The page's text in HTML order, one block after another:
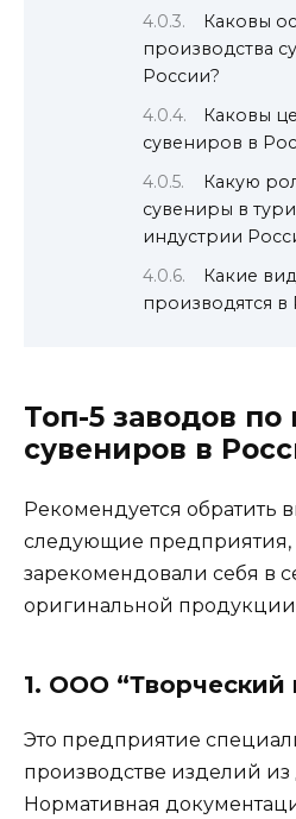
Каковы
производства
России?
Каковы
сувениров в
Какую
сувениры в
индустрии
Какие
производятся в
Топ-5 заводов по
сувениров в
Рекомендуется обратить
следующие предприятия,
зарекомендовали себя в
оригинальной
1. ООО “Творческий
Это предприятие
производстве изделий из
Нормативная